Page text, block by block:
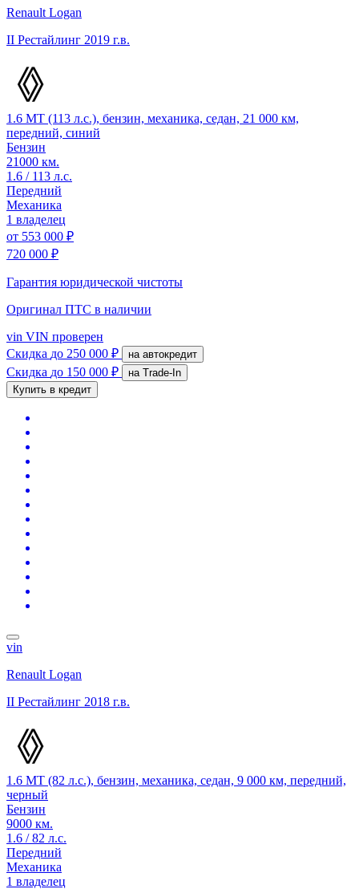
Renault Logan
II Рестайлинг 2019 г.в.
1.6 MT (113 л.с.), бензин, механика, седан, 21 000 км,
передний, синий
Бензин
21000 км.
1.6 / 113 л.с.
Передний
Механика
1 владелец
от 553 000 ₽
720 000 ₽
Гарантия юридической чистоты
Оригинал ПТС в наличии
vin VIN проверен
Скидка до 250 000 ₽ на автокредит
Скидка до 150 000 ₽
на Trade-In
Купить в кредит
vin
Renault Logan
II Рестайлинг 2018 г.в.
1.6 MT (82 л.с.), бензин, механика, седан, 9 000 км, передний,
черный
Бензин
9000 км.
1.6 / 82 л.с.
Передний
Механика
1 владелец